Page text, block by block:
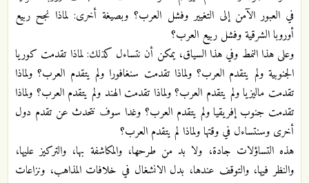
في العبور الآمن إلى التغيير وفشل العرب؟ وبصيغة أخرى: لماذا نجح ربيع
أوروبا الشرقية وفشل ربيع العرب؟
وعلى هذا النمط وفي هذا السياق، يمكن أن نتساءل كذلك: لماذا تقدمت كوريا
الجنوبية ولم يتقدم العرب؟ ولماذا تقدمت سنغافورا ولم يتقدم العرب؟ ولماذا
تقدمت ماليزيا ولم يتقدم العرب؟ ولماذا تقدمت الهند ولم يتقدم العرب؟ ولماذا
تقدمت جنوب إفريقيا ولم يتقدم العرب؟ وغدا سوف نتحدث عن تقدم دول
أخرى وسنتساءل في وقتها ولماذا لم يتقدم العرب؟
هذه التساؤلات جادة، ولا بد من طرحها، والمكاشفة بها، والتركيز عليها،
والنظر فيها، والتوقف عندها، بدل الانشغال في خلافات المذاهب، ونزاعات